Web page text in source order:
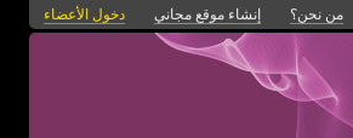
من نحن؟ إنشاء موقع مجاني دخول الأعضاء